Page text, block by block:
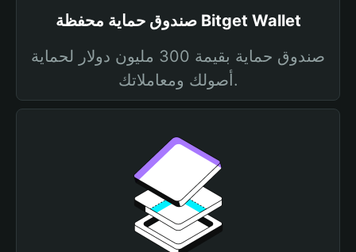
صندوق حماية محفظة Bitget Wallet
صندوق حماية بقيمة 300 مليون دولار لحماية
أصولك ومعاملاتك.